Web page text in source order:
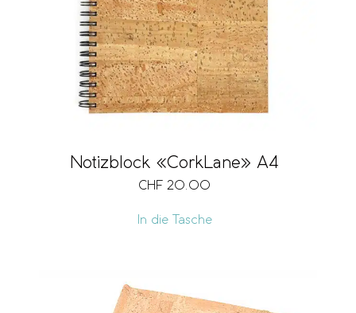
Notizblock «CorkLane» A4
CHF 20.00
In die Tasche